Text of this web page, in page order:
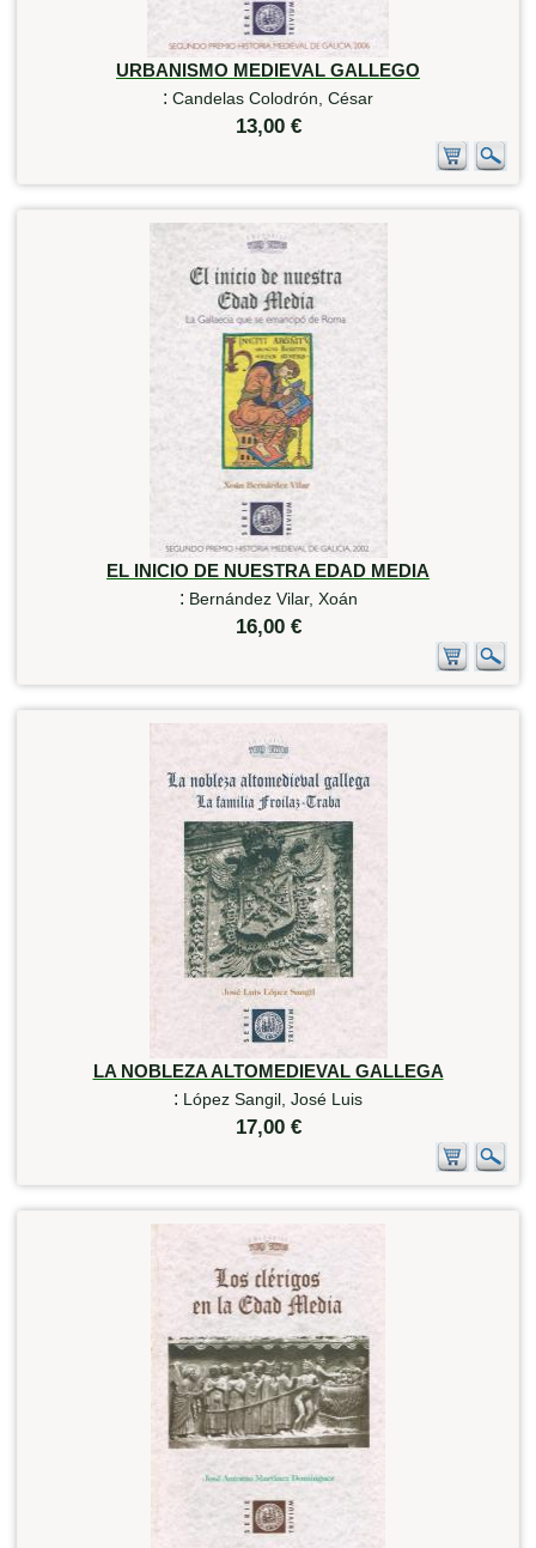
URBANISMO MEDIEVAL GALLEGO
: Candelas Colodrón, César
13,00 €
EL INICIO DE NUESTRA EDAD MEDIA
: Bernández Vilar, Xoán
16,00 €
LA NOBLEZA ALTOMEDIEVAL GALLEGA
: López Sangil, José Luis
17,00 €